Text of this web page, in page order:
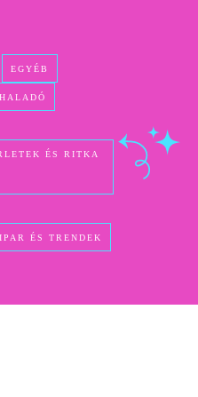
EGYÉB
ÉS RITKA
ÉS TRENDEK